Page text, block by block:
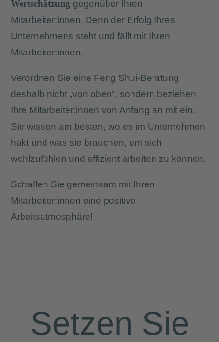
Wert­schätzung gegenüber Ihren
Mitarbeiter:innen. Denn der Erfolg Ihres
Unternehmens steht und fällt mit Ihren
Mitarbeiter:innen.
Verordnen Sie eine Feng Shui-Beratung
deshalb nicht „von oben“, sondern beziehen
Ihre Mitarbeiter:innen von Anfang an mit ein.
Sie wissen am besten, wo es im Unternehmen
hakt und was sie brauchen, um sich
wohlzufühlen und effizient arbeiten zu können.
Schaffen Sie gemeinsam mit Ihren
Mitarbeiter:innen eine positive
Arbeitsatmosphäre!
Setzen Sie